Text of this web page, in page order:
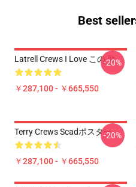
Best
Latrell Crews I Love この 歌
￥287,100 - ￥665,550
-20%
Terry Crews Scadポスター
￥287,100 - ￥665,550
-20%